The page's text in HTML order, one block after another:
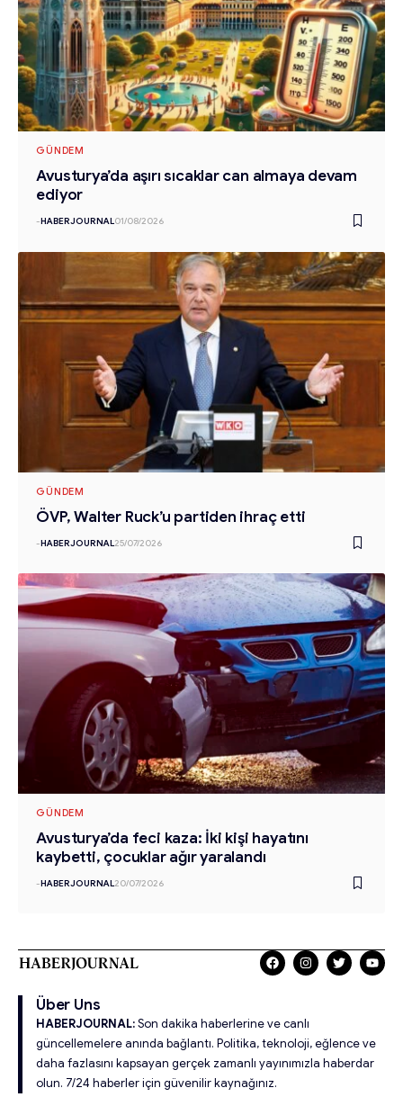
GÜNDEM
Avusturya’da aşırı sıcaklar can almaya devam
ediyor
-HABERJOURNAL01/08/2026
GÜNDEM
ÖVP, Walter Ruck’u partiden ihraç etti
-HABERJOURNAL25/07/2026
GÜNDEM
Avusturya’da feci kaza: İki kişi hayatını
kaybetti, çocuklar ağır yaralandı
-HABERJOURNAL20/07/2026
Über Uns
HABERJOURNAL:Son dakika haberlerine ve canlı
güncellemelere anında bağlantı. Politika, teknoloji, eğlence ve
daha fazlasını kapsayan gerçek zamanlı yayınımızla haberdar
olun. 7/24 haberler için güvenilir kaynağınız.